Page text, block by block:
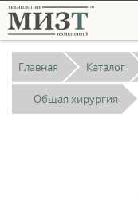
Главная Каталог
Общая хирургия